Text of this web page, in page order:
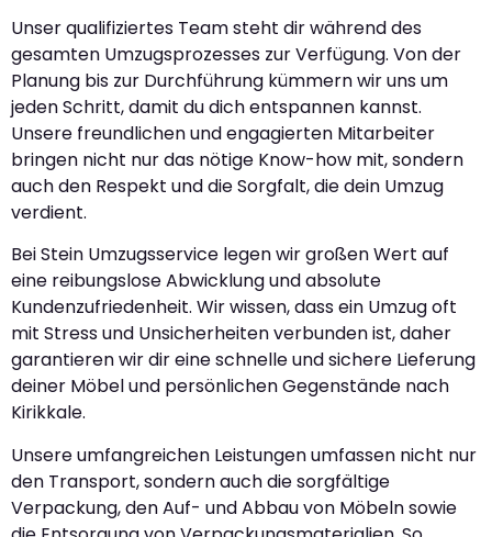
Unser qualifiziertes Team steht dir während des
gesamten Umzugsprozesses zur Verfügung. Von der
Planung bis zur Durchführung kümmern wir uns um
jeden Schritt, damit du dich entspannen kannst.
Unsere freundlichen und engagierten Mitarbeiter
bringen nicht nur das nötige Know-how mit, sondern
auch den Respekt und die Sorgfalt, die dein Umzug
verdient.
Bei Stein Umzugsservice legen wir großen Wert auf
eine reibungslose Abwicklung und absolute
Kundenzufriedenheit. Wir wissen, dass ein Umzug oft
mit Stress und Unsicherheiten verbunden ist, daher
garantieren wir dir eine schnelle und sichere Lieferung
deiner Möbel und persönlichen Gegenstände nach
Kirikkale.
Unsere umfangreichen Leistungen umfassen nicht nur
den Transport, sondern auch die sorgfältige
Verpackung, den Auf- und Abbau von Möbeln sowie